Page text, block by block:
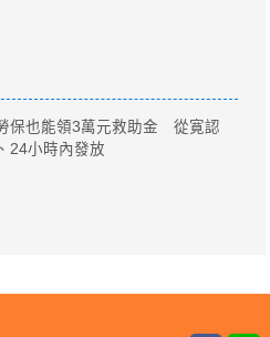
保也能領3萬元救助金 從寛認
24小時內發放